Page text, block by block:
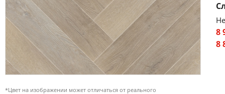
*Цвет на изображении может отличаться от реального
8
8